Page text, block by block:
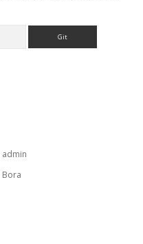
admin
Bora